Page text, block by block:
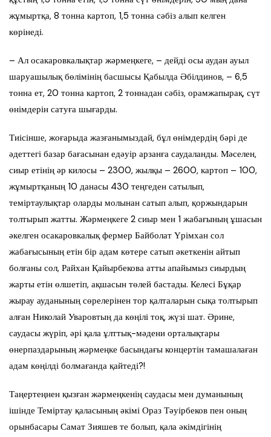
жұмыртқа, 8 тонна картоп, 1,5 тонна сәбіз алып келген
көрінеді.
– Ал осакаровкалықтар жәрмеңкеге, – дейді осы аудан ауыл
шаруашылық бөлімінің басшысы Қабылда Әбілдинов, – 6,5
тонна ет, 20 тонна картоп, 2 тоннадан сәбіз, орамжапырақ, сүт
өнімдерін сатуға шығарды.
Тиісінше, жоғарыда жазғанымыздай, бұл өнімдердің бәрі де
әдеттегі базар бағасынан едәуір арзанға саудаланды. Мәселен,
сиыр етінің әр килосы – 2300, жылқы – 2600, картоп – 100,
жұмыртқаның 10 данасы 430 теңгеден сатылып,
теміртаулықтар оларды молынан сатып алып, қоржындарын
толтырып жатты. Жәрмеңкеге 2 сиыр мен 1 жабағының ұшасын
әкелген осакаровкалық фермер Байболат Үрімхан сол
жабағысының етін бір адам көтере сатып әкеткенін айтып
болғаны сол, Райхан Қайырбекова атты апайымыз сиырдың
жарты етін өлшетіп, ақшасын төлей бастады. Келесі Бұқар
жырау ауданының сөрелерінен тор қалталарын сықа толтырып
алған Николай Уваровтың да көңілі тоқ, жүзі шат. Әрине,
саудасы жүріп, әрі қала ұлттық-мәдени орталықтары
өнерпаздарының жәрмеңке басындағы концертін тамашалаған
адам көңілді болмағанда қайтеді?!
Таңертеңнен қызған жәрмеңкенің саудасы мен думанының
ішінде Теміртау қаласының әкімі Ораз Тәуірбеков пен оның
орынбасары Самат Зияшев те болып, қала әкімдігінің